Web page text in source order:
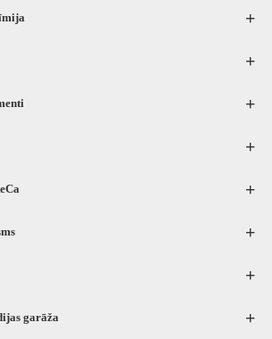
+
+
+
+
+
+
+
+
garāža